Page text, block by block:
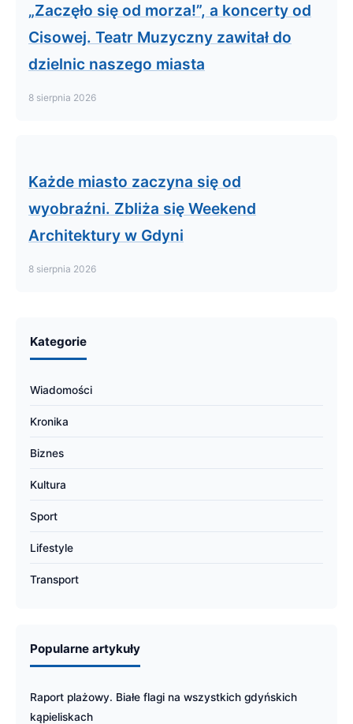
„Zaczęło się od morza!”, a koncerty od
Cisowej. Teatr Muzyczny zawitał do
dzielnic naszego miasta
8 sierpnia 2026
Każde miasto zaczyna się od
wyobraźni. Zbliża się Weekend
Architektury w Gdyni
8 sierpnia 2026
Kategorie
Wiadomości
Kronika
Biznes
Kultura
Sport
Lifestyle
Transport
Popularne artykuły
Raport plażowy. Białe flagi na wszystkich gdyńskich
kąpieliskach